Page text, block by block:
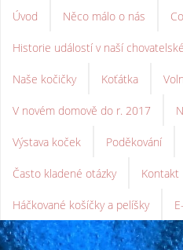
Úvod Něco málo o nás
Historie událostí v naší
Naše kočičky Koťátka
V novém domově do r. 2017
Výstava koček Poděkování
Často kladené otázky Kontakt
Háčkované košíčky a pelíšky